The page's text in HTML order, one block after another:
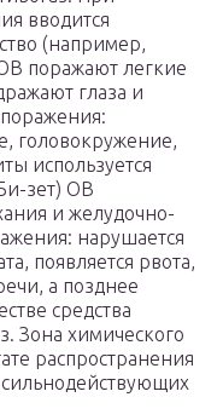
вводится
(например,
поражают легкие
глаза и
головокружение,
используется
зет) ОВ
и желудочно-
нарушается
появляется рвота,
а позднее
средства
Зона химического
распространения